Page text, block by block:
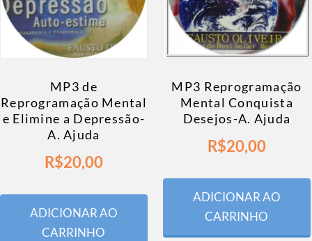
MP3 de
Reprogramação Mental
e Elimine a Depressão-
A. Ajuda
R$20,00
ADICIONAR AO
CARRINHO
MP3 Reprogramação
Mental Conquista
Desejos-A. Ajuda
R$20,00
ADICIONAR AO
CARRINHO